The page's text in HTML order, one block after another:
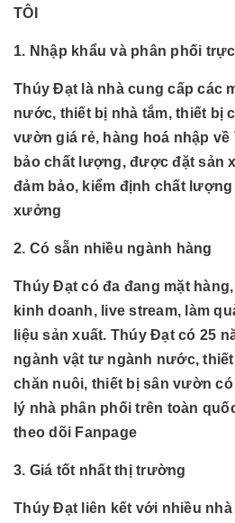
TÔI
1. Nhập khẩu và phân phối
Thúy Đạt là nhà cung cấp các
nước, thiết bị nhà tắm, thiết bị
vườn giá rẻ, hàng hoá nhập về
bảo chất lượng, được đặt sản
đảm bảo, kiểm định chất
xưởng
2. Có sẵn nhiều ngành hàng
Thúy Đạt có đa đang mặt
kinh doanh, live stream, làm
liệu sản xuất. Thúy Đạt có 25
ngành vật tư ngành nước,
chăn nuôi, thiết bị sân vườn
lý nhà phân phối trên toàn
theo dõi Fanpage
3. Giá tốt nhất thị trường
Thúy Đạt liên kết với nhiều